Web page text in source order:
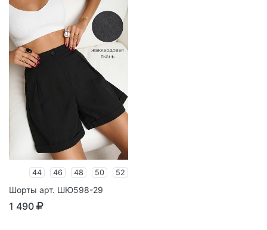
44 46 48 50 52
Шорты арт. ШЮ598-29
1 490